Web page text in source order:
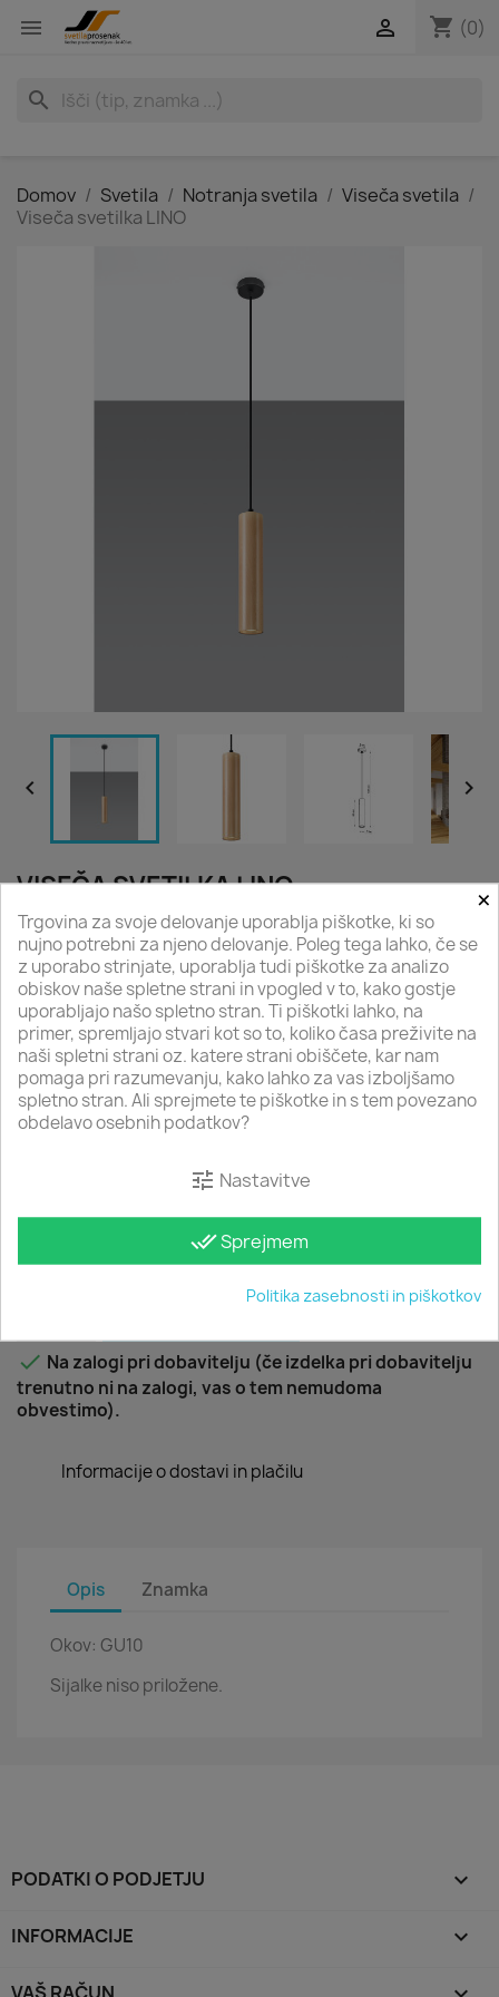
 shopping_cart (0)

search
Domov Svetila Notranja svetila
Viseča svetila
Viseča svetilka LINO
 
VISEČA SVETILKA LINO
45,90 €
45,90 €-134,90 €
Z DDV
Lesene viseče svetilke Lino z lesenim ohišjem in okovom
GU10 so zaradi brezčasne lepote lesa primerne za
sodobne in tradicionalne interierje. Na voljo so v enojni,
dvojni in trojni izvedbi. Kombiniramo jih lahko z ostalimi
lesenimi stropnimi in stenskimi svetilkami.
 Na zalogi pri dobavitelju (če izdelka pri dobavitelju
trenutno ni na zalogi, vas o tem nemudoma
obvestimo).
Informacije o dostavi in plačilu
Opis Znamka
Okov: GU10
Sijalke niso priložene.
PODATKI O PODJETJU 
INFORMACIJE 
×
Trgovina za svoje delovanje uporablja piškotke, ki so
nujno potrebni za njeno delovanje. Poleg tega lahko, če se
z uporabo strinjate, uporablja tudi piškotke za analizo
obiskov naše spletne strani in vpogled v to, kako gostje
uporabljajo našo spletno stran. Ti piškotki lahko, na
primer, spremljajo stvari kot so to, koliko časa preživite na
naši spletni strani oz. katere strani obiščete, kar nam
pomaga pri razumevanju, kako lahko za vas izboljšamo
spletno stran. Ali sprejmete te piškotke in s tem povezano
obdelavo osebnih podatkov?
tune Nastavitve
done_allSprejmem
Politika zasebnosti in piškotkov